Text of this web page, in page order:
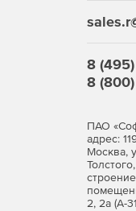
8
8
ПАО
адрес:
Москва,
2, 2а (А-